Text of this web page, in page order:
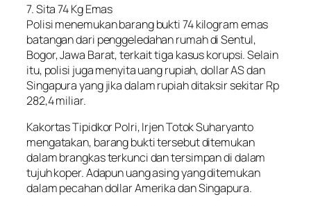
7. Sita 74 Kg Emas
Polisi menemukan barang bukti 74 kilogram emas
batangan dari penggeledahan rumah di Sentul,
Bogor, Jawa Barat, terkait tiga kasus korupsi. Selain
itu, polisi juga menyita uang rupiah, dollar AS dan
Singapura yang jika dalam rupiah ditaksir sekitar Rp
282,4 miliar.
Kakortas Tipidkor Polri, Irjen Totok Suharyanto
mengatakan, barang bukti tersebut ditemukan
dalam brangkas terkunci dan tersimpan di dalam
tujuh koper. Adapun uang asing yang ditemukan
dalam pecahan dollar Amerika dan Singapura.